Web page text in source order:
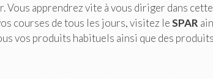
apprendrez vite à vous diriger dans cette
courses de tous les jours, visitez leSPAR
vos produits habituels ainsi que des produits